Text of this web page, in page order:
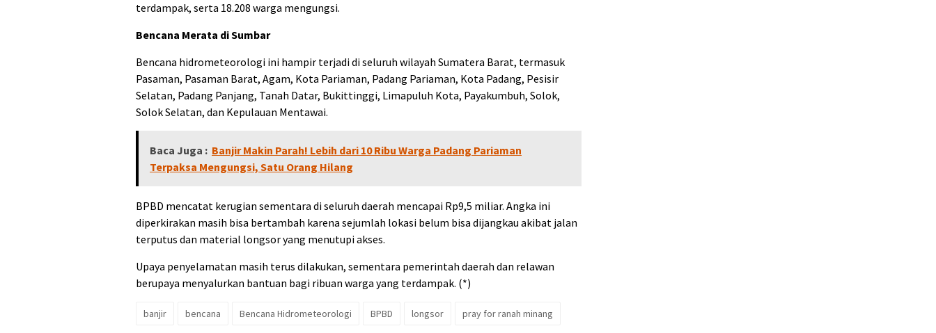
terdampak, serta 18.208 warga mengungsi.
Bencana Merata di Sumbar
Bencana hidrometeorologi ini hampir terjadi di seluruh wilayah Sumatera Barat, termasuk
Pasaman, Pasaman Barat, Agam, Kota Pariaman, Padang Pariaman, Kota Padang, Pesisir
Selatan, Padang Panjang, Tanah Datar, Bukittinggi, Limapuluh Kota, Payakumbuh, Solok,
Solok Selatan, dan Kepulauan Mentawai.
Baca Juga : Banjir Makin Parah! Lebih dari 10 Ribu Warga Padang Pariaman
Terpaksa Mengungsi, Satu Orang Hilang
BPBD mencatat kerugian sementara di seluruh daerah mencapai Rp9,5 miliar. Angka ini
diperkirakan masih bisa bertambah karena sejumlah lokasi belum bisa dijangkau akibat jalan
terputus dan material longsor yang menutupi akses.
Upaya penyelamatan masih terus dilakukan, sementara pemerintah daerah dan relawan
berupaya menyalurkan bantuan bagi ribuan warga yang terdampak. (*)
banjir bencana Bencana Hidrometeorologi BPBD longsor pray for ranah minang